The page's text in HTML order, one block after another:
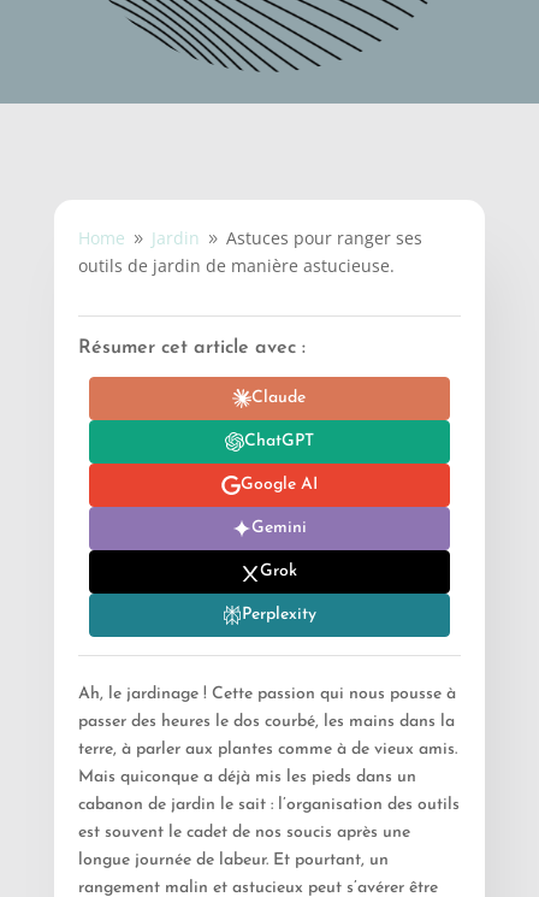
Home 9 Jardin 9 Astuces pour ranger ses
outils de jardin de manière astucieuse.
Résumer cet article avec :
Claude
ChatGPT
Google AI
Gemini
Grok
Perplexity
Ah, le jardinage ! Cette passion qui nous pousse à
passer des heures le dos courbé, les mains dans la
terre, à parler aux plantes comme à de vieux amis.
Mais quiconque a déjà mis les pieds dans un
cabanon de jardin le sait : l’organisation des outils
est souvent le cadet de nos soucis après une
longue journée de labeur. Et pourtant, un
rangement malin et astucieux peut s’avérer être